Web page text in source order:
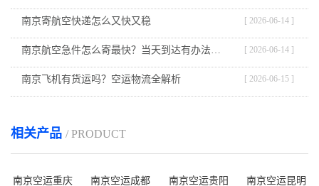
南京寄航空快递怎么又快又稳 [ 2026-06-14 ]
南京航空急件怎么寄最快？当天到达有办法吗？ [ 2026-06-14 ]
南京飞机有货运吗？空运物流全解析 [ 2026-06-15 ]
相关产品 / PRODUCT
南京空运重庆 南京空运成都 南京空运贵阳 南京空运昆明